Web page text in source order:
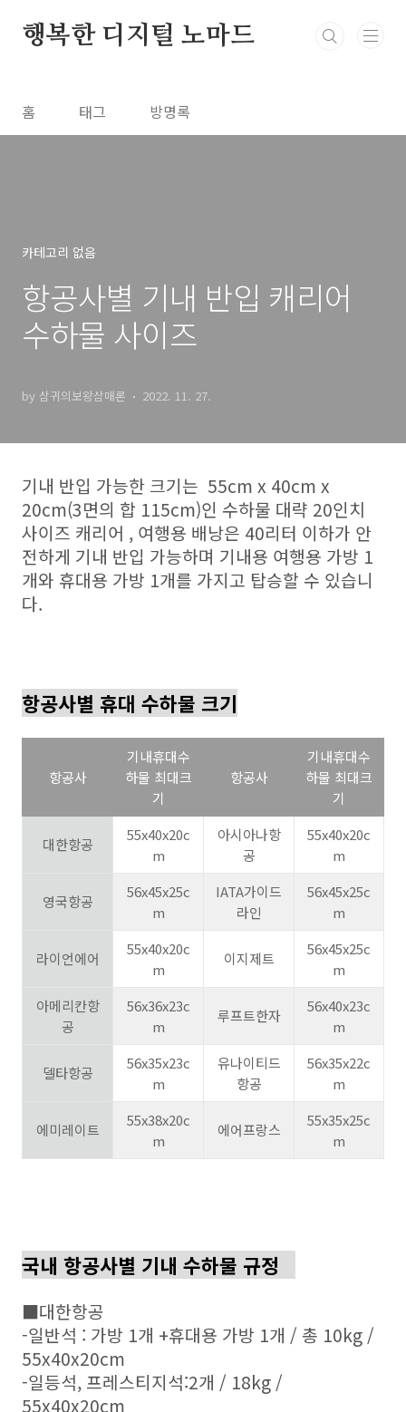
행복한 디지털 노마드
홈 태그 방명록
카테고리 없음
항공사별 기내 반입 캐리어
수하물 사이즈
by 삼귀의보왕삼매론 2022. 11. 27.
기내 반입 가능한 크기는 55cm x 40cm x
20cm(3면의 합 115cm)인 수하물 대략 20인치
사이즈 캐리어 , 여행용 배낭은 40리터 이하가 안
전하게 기내 반입 가능하며 기내용 여행용 가방 1
개와 휴대용 가방 1개를 가지고 탑승할 수 있습니
다.
항공사별 휴대 수하물 크기
항공사
기내휴대수
하물 최대크
기
항공사
기내휴대수
하물 최대크
기
대한항공
55x40x20c
m
아시아나항
공
55x40x20c
m
영국항공
56x45x25c
m
IATA가이드
라인
56x45x25c
m
라이언에어
55x40x20c
m
이지제트
56x45x25c
m
아메리칸항
공
56x36x23c
m
루프트한자
56x40x23c
m
델타항공
56x35x23c
m
유나이티드
항공
56x35x22c
m
에미레이트
55x38x20c
m
에어프랑스
55x35x25c
m
국내 항공사별 기내 수하물 규정
■대한항공
-일반석 : 가방 1개 +휴대용 가방 1개 / 총 10kg /
55x40x20cm
-일등석, 프레스티지석:2개 / 18kg /
55x40x20cm